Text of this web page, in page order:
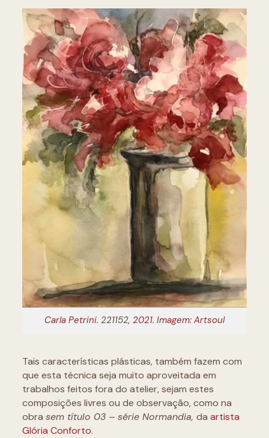
Carla Petrini. 221152, 2021. Imagem: Artsoul
Tais características plásticas, também fazem com
que esta técnica seja muito aproveitada em
trabalhos feitos fora do atelier, sejam estes
composições livres ou de observação, como na
obra sem título 03 – série Normandia, da artista
Glória Conforto.